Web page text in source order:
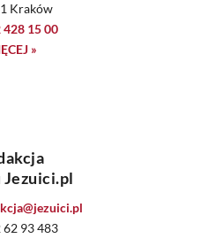
Kraków
428 15 00
»
62 93 483